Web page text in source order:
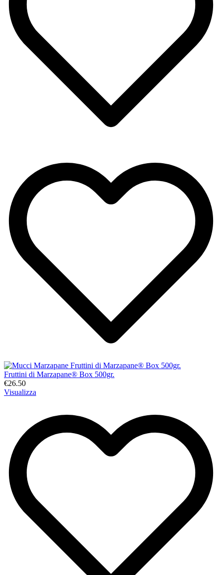
Fruttini di Marzapane® Box 500gr.
€26.50
Visualizza